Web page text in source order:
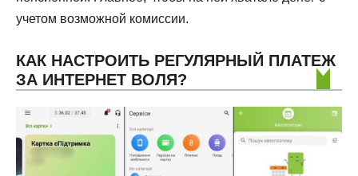
учетом возможной комиссии.
КАК НАСТРОИТЬ РЕГУЛЯРНЫЙ ПЛАТЕЖ
ЗА ИНТЕРНЕТ ВОЛЯ?